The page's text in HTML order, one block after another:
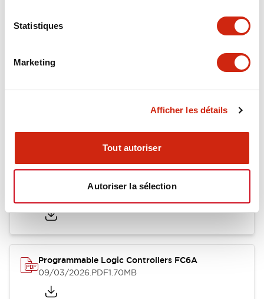
Statistiques
Marketing
Afficher les détails
Tout autoriser
Autoriser la sélection
Other Specifications
Documents et fichiers
Catalogues Et Brochures
EP1623_FC6A.pdf
Programmable Logic Controllers FC6A
09/03/2026.PDF1.70MB